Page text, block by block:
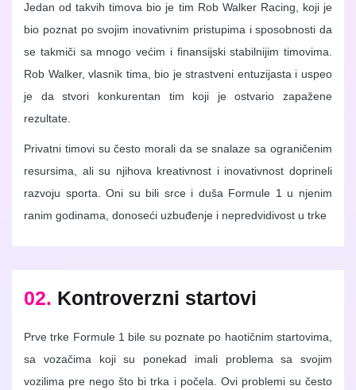
Jedan od takvih timova bio je tim Rob Walker Racing, koji je
bio poznat po svojim inovativnim pristupima i sposobnosti da
se takmiči sa mnogo većim i finansijski stabilnijim timovima.
Rob Walker, vlasnik tima, bio je strastveni entuzijasta i uspeo
je da stvori konkurentan tim koji je ostvario zapažene
rezultate.
Privatni timovi su često morali da se snalaze sa ograničenim
resursima, ali su njihova kreativnost i inovativnost doprineli
razvoju sporta. Oni su bili srce i duša Formule 1 u njenim
ranim godinama, donoseći uzbuđenje i nepredvidivost u trke
02. Kontroverzni startovi
Prve trke Formule 1 bile su poznate po haotičnim startovima,
sa vozačima koji su ponekad imali problema sa svojim
vozilima pre nego što bi trka i počela. Ovi problemi su često